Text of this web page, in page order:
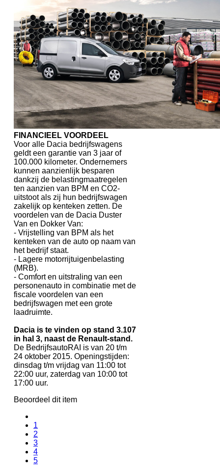
FINANCIEEL VOORDEEL
Voor alle Dacia bedrijfswagens
geldt een garantie van 3 jaar of
100.000 kilometer. Ondernemers
kunnen aanzienlijk besparen
dankzij de belastingmaatregelen
ten aanzien van BPM en CO2-
uitstoot als zij hun bedrijfswagen
zakelijk op kenteken zetten. De
voordelen van de Dacia Duster
Van en Dokker Van:
- Vrijstelling van BPM als het
kenteken van de auto op naam van
het bedrijf staat.
- Lagere motorrijtuigenbelasting
(MRB).
- Comfort en uitstraling van een
personenauto in combinatie met de
fiscale voordelen van een
bedrijfswagen met een grote
laadruimte.
Dacia is te vinden op stand 3.107
in hal 3, naast de Renault-stand.
De BedrijfsautoRAI is van 20 t/m
24 oktober 2015. Openingstijden:
dinsdag t/m vrijdag van 11:00 tot
22:00 uur, zaterdag van 10:00 tot
17:00 uur.
Beoordeel dit item
1
2
3
4
5